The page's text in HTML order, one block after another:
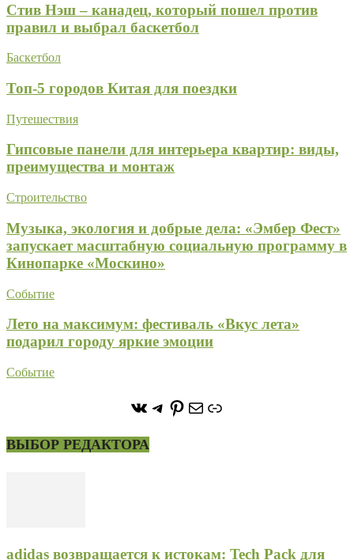
Стив Нэш – канадец, который пошел против
правил и выбрал баскетбол
Баскетбол
Топ-5 городов Китая для поездки
Путешествия
Гипсовые панели для интерьера квартир: виды,
преимущества и монтаж
Строительство
Музыка, экология и добрые дела: «Эмбер Фест»
запускает масштабную социальную программу в
Кинопарке «Москино»
Событие
Лето на максимум: фестиваль «Вкус лета»
подарил городу яркие эмоции
Событие
https://vk.com/
https://t.me/stoneforest
https://
ПочтаСсылка
ВЫБОР РЕДАКТОРА
adidas возвращается к истокам: Tech Pack для